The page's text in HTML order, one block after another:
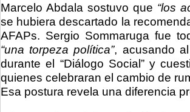
Marcelo Abdala sostuvo que “los
se hubiera descartado la
AFAPs. Sergio Sommaruga fue
“una torpeza política”, acusando
durante el “Diálogo Social” y
quienes celebraran el cambio de
Esa postura revela una diferencia